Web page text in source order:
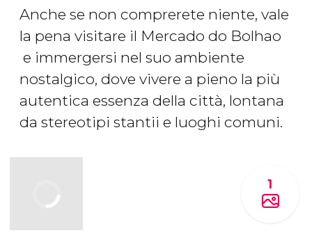
Anche se non comprerete niente, vale
la pena visitare il Mercado do Bolhao​
e immergersi nel suo ambiente
nostalgico, dove vivere a pieno la più
autentica essenza della città, lontana
da stereotipi stantii e luoghi comuni.
1